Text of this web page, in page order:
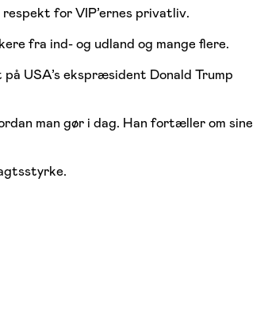
for VIP’ernes privatliv.
fra ind- og udland og mange flere.
USA’s ekspræsident Donald Trump
man gør i dag. Han fortæller om sine